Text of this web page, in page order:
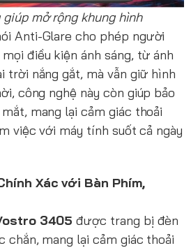
mở rộng khung hình
Anti-Glare cho phép người
điều kiện ánh sáng, từ ánh
trời nắng gắt, mà vẫn giữ hình
công nghệ này còn giúp bảo
mang lại cảm giác thoải
việc với máy tính suốt cả ngày
Xác với Bàn Phím,
3405 được trang bị đèn
chắn, mang lại cảm giác thoải